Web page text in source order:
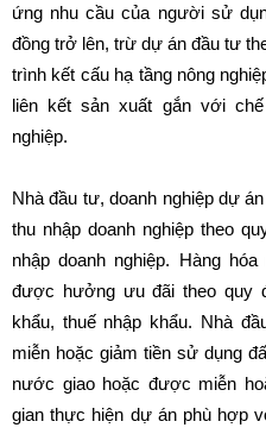
ứng nhu cầu của người sử
đồng trở lên, trừ dự án đầu tư
trình kết cấu hạ tầng nông
liên kết sản xuất gắn với
nghiệp.
Nhà đầu tư, doanh nghiệp dự
thu nhập doanh nghiệp theo
nhập doanh nghiệp. Hàng
được hưởng ưu đãi theo quy
khẩu, thuế nhập khẩu. Nhà
miễn hoặc giảm tiền sử dụng
nước giao hoặc được miễn
gian thực hiện dự án phù hợp